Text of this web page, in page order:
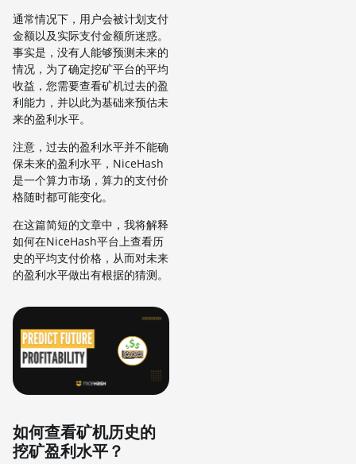
通常情况下，用户会被计划支付
金额以及实际支付金额所迷惑。
事实是，没有人能够预测未来的
情况，为了确定挖矿平台的平均
收益，您需要查看矿机过去的盈
利能力，并以此为基础来预估未
来的盈利水平。
注意，过去的盈利水平并不能确
保未来的盈利水平，NiceHash
是一个算力市场，算力的支付价
格随时都可能变化。
在这篇简短的文章中，我将解释
如何在NiceHash平台上查看历
史的平均支付价格，从而对未来
的盈利水平做出有根据的猜测。
如何查看矿机历史的
挖矿盈利水平？